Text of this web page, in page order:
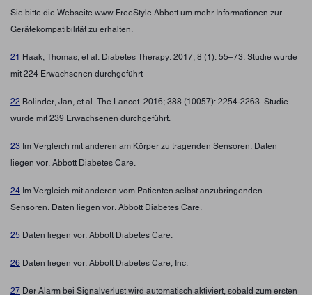
Sie bitte die Webseite www.FreeStyle.Abbott um mehr Informationen zur
Gerätekompatibilität zu erhalten.
21 Haak, Thomas, et al. Diabetes Therapy. 2017; 8 (1): 55–73. Studie wurde
mit 224 Erwachsenen durchgeführt
22 Bolinder, Jan, et al. The Lancet. 2016; 388 (10057): 2254-2263. Studie
wurde mit 239 Erwachsenen durchgeführt.
23 Im Vergleich mit anderen am Körper zu tragenden Sensoren. Daten
liegen vor. Abbott Diabetes Care.
24 Im Vergleich mit anderen vom Patienten selbst anzubringenden
Sensoren. Daten liegen vor. Abbott Diabetes Care.
25 Daten liegen vor. Abbott Diabetes Care.
26 Daten liegen vor. Abbott Diabetes Care, Inc.
27 Der Alarm bei Signalverlust wird automatisch aktiviert, sobald zum ersten